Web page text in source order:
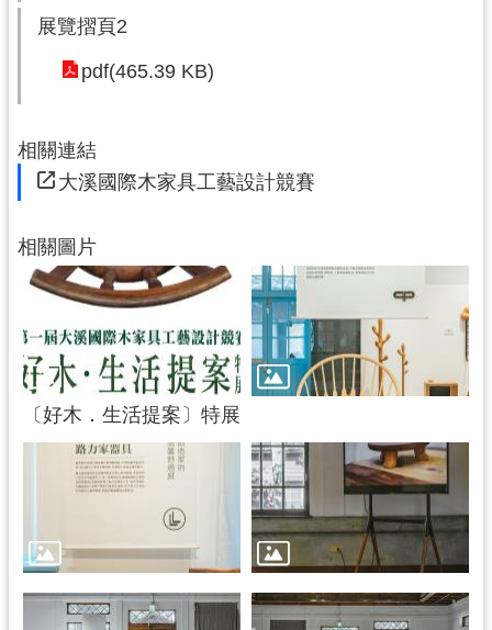
展覽摺頁2
pdf(465.39 KB)
相關連結
大溪國際木家具工藝設計競賽
相關圖片
〔好木．生活提案〕特展